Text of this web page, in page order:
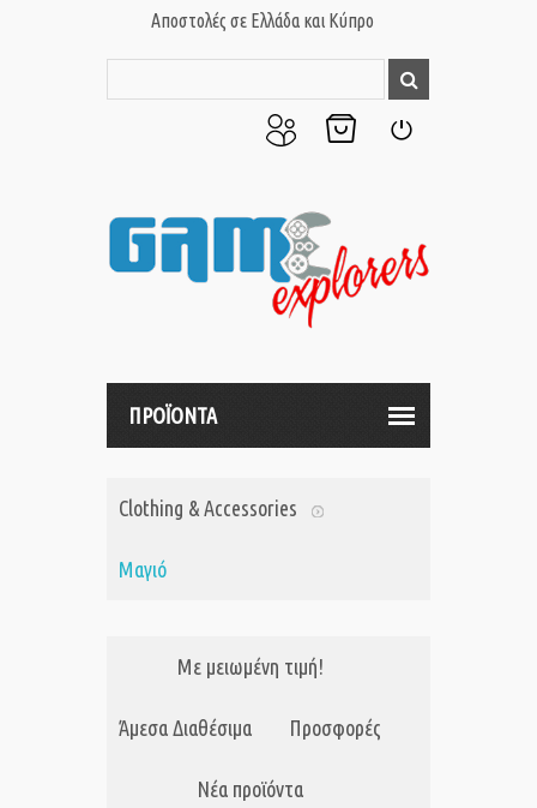
Αποστολές σε Ελλάδα και Κύπρο
μου
ΠΡΟΪΟΝΤΑ
Clothing & Accessories
Μαγιό
Με μειωμένη τιμή!
Άμεσα Διαθέσιμα Προσφορές
Νέα προϊόντα